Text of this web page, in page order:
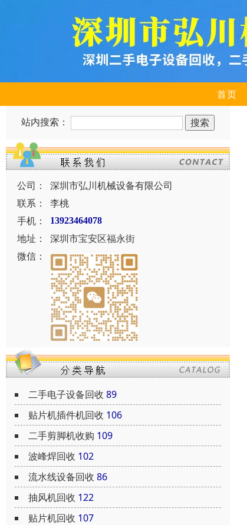
首页
站内搜索：
公司：
深圳市弘川机械设备有限公司
联系：
李桃
手机：
13923464078
地址：
深圳市宝安区福永街
微信：
二手电子设备回收 89
贴片机插件机回收 106
二手剪脚机收购 109
波峰焊回收 102
流水线设备回收 86
抽风机回收 122
贴片机回收 107